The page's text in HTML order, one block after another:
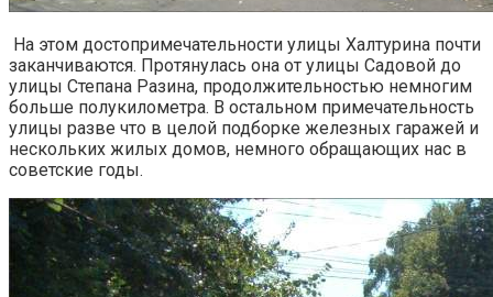
На этом достопримечательности улицы Халтурина почти
заканчиваются. Протянулась она от улицы Садовой до
улицы Степана Разина, продолжительностью немногим
больше полукилометра. В остальном примечательность
улицы разве что в целой подборке железных гаражей и
нескольких жилых домов, немного обращающих нас в
советские годы.